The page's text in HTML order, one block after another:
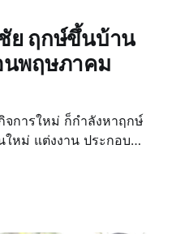
ย ฤกษ์ขึ้นบ้าน
นพฤษภาคม
จการใหม่ ก็กำลังหาฤกษ์
หม่ แต่งงาน ประกอบ